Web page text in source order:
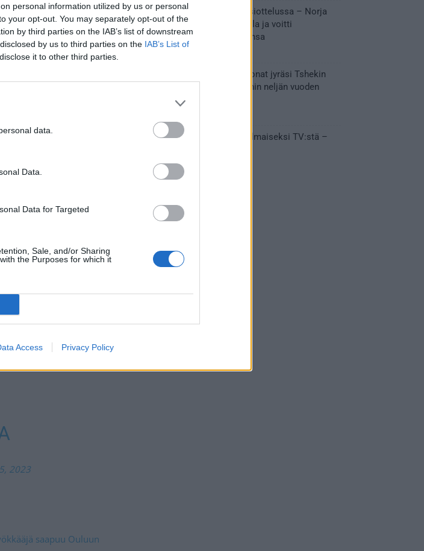
personal information utilized by us or personal
your opt-out. You may separately opt-out of the
by third parties on the IAB’s list of downstream
by us to third parties on the IAB’s List of
it to other third parties.
data.
Data.
Data for Targeted
Sale, and/or Sharing
the Purposes for which it
Access Privacy Policy
hanskat jäähän ja
kun Lauridsen kaatui
että ei-spontaani
2023
saapuu Ouluun
Huikeaa draamaa pronssiottelussa – Norja
kaatoi Kanadan jatkoajalla ja voitti
ensimmäisen MM-mitalinsa
Vakuuttava esitys – Leijonat jyräsi Tshekin
nurin ja eteni mitalipeleihin neljän vuoden
tauon jälkeen
Suomi – Tshekki näkyy ilmaiseksi TV:stä –
28.05.2026 15:09